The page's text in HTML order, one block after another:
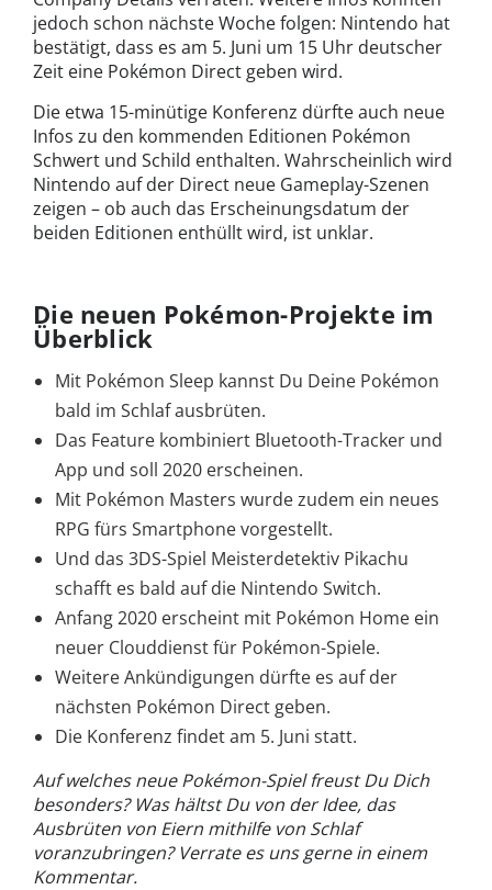
jedoch schon nächste Woche folgen: Nintendo hat
bestätigt, dass es am 5. Juni um 15 Uhr deutscher
Zeit eine Pokémon Direct geben wird.
Die etwa 15-minütige Konferenz dürfte auch neue
Infos zu den kommenden Editionen Pokémon
Schwert und Schild enthalten. Wahrscheinlich wird
Nintendo auf der Direct neue Gameplay-Szenen
zeigen – ob auch das Erscheinungsdatum der
beiden Editionen enthüllt wird, ist unklar.
Die neuen Pokémon-Projekte im
Überblick
Mit Pokémon Sleep kannst Du Deine Pokémon
bald im Schlaf ausbrüten.
Das Feature kombiniert Bluetooth-Tracker und
App und soll 2020 erscheinen.
Mit Pokémon Masters wurde zudem ein neues
RPG fürs Smartphone vorgestellt.
Und das 3DS-Spiel Meisterdetektiv Pikachu
schafft es bald auf die Nintendo Switch.
Anfang 2020 erscheint mit Pokémon Home ein
neuer Clouddienst für Pokémon-Spiele.
Weitere Ankündigungen dürfte es auf der
nächsten Pokémon Direct geben.
Die Konferenz findet am 5. Juni statt.
Auf welches neue Pokémon-Spiel freust Du Dich
besonders? Was hältst Du von der Idee, das
Ausbrüten von Eiern mithilfe von Schlaf
voranzubringen? Verrate es uns gerne in einem
Kommentar.